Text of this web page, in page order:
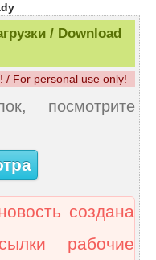
/ Download
/ For personal use only!
посмотрите
создана
рабочие